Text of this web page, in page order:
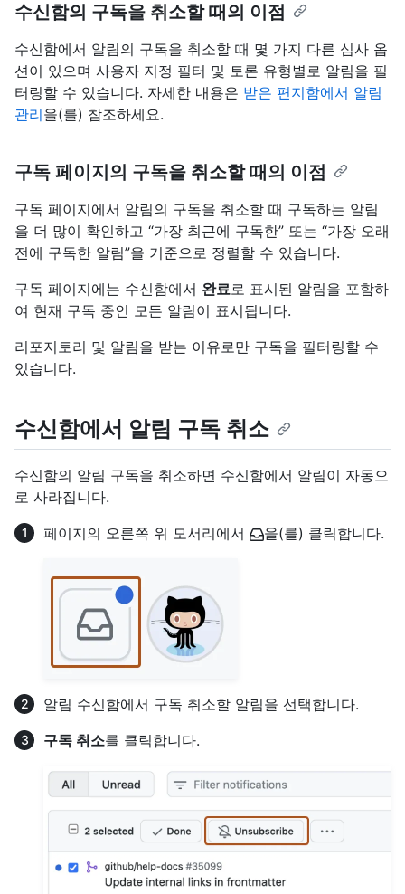
수신함의 구독을 취소할 때의 이점
수신함에서 알림의 구독을 취소할 때 몇 가지 다른 심사 옵
션이 있으며 사용자 지정 필터 및 토론 유형별로 알림을 필
터링할 수 있습니다. 자세한 내용은 받은 편지함에서 알림
관리을(를) 참조하세요.
구독 페이지의 구독을 취소할 때의 이점
구독 페이지에서 알림의 구독을 취소할 때 구독하는 알림
을 더 많이 확인하고 “가장 최근에 구독한” 또는 “가장 오래
전에 구독한 알림”을 기준으로 정렬할 수 있습니다.
구독 페이지에는 수신함에서 완료로 표시된 알림을 포함하
여 현재 구독 중인 모든 알림이 표시됩니다.
리포지토리 및 알림을 받는 이유로만 구독을 필터링할 수
있습니다.
수신함에서 알림 구독 취소
수신함의 알림 구독을 취소하면 수신함에서 알림이 자동으
로 사라집니다.
페이지의 오른쪽 위 모서리에서
을(를) 클릭합니다.
알림 수신함에서 구독 취소할 알림을 선택합니다.
구독 취소를 클릭합니다.